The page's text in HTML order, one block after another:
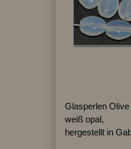
Glasperlen Olive
weiß opal,
hergestellt in